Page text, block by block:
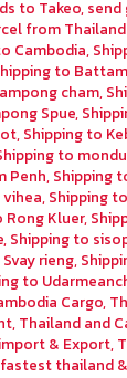
to Takeo,
from
Cambodia,
to
cham,
Spue,
, Shipping to
to
Penh, Shipping
vihea, Shipping
Rong Kluer,
, Shipping to
rieng,
to
Cargo,
, Thailand and
& Export,
thailand